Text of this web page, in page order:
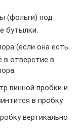
(фольги) под
бутылки.
(если она есть
в отверстие в
винной пробки и
в пробку.
вертикально